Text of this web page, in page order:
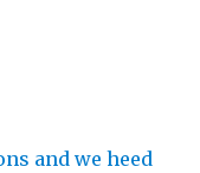
and we heed